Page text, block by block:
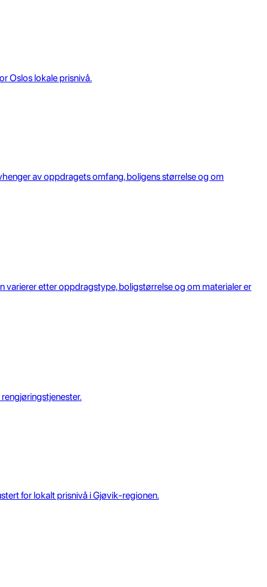
Oslos lokale prisnivå.
av oppdragets omfang, boligens størrelse og om
varierer etter oppdragstype, boligstørrelse og om materialer er
for lokalt prisnivå i Gjøvik-regionen.